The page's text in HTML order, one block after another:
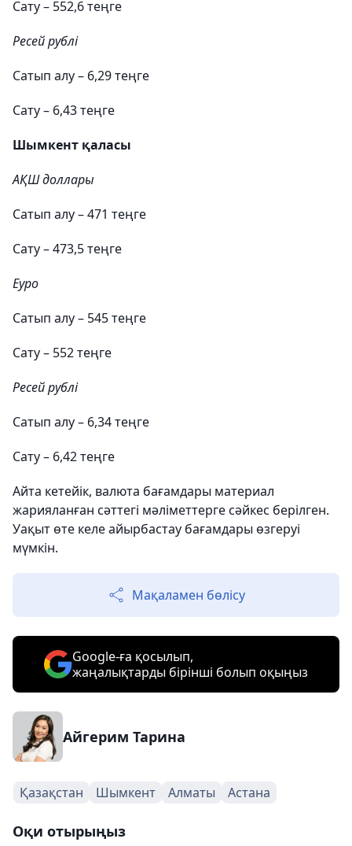
Сату – 552,6 теңге
Ресей рублі
Сатып алу – 6,29 теңге
Сату – 6,43 теңге
Шымкент қаласы
АҚШ доллары
Сатып алу – 471 теңге
Сату – 473,5 теңге
Еуро
Сатып алу – 545 теңге
Сату – 552 теңге
Ресей рублі
Сатып алу – 6,34 теңге
Сату – 6,42 теңге
Айта кетейік, валюта бағамдары материал
жарияланған сәттегі мәліметтерге сәйкес берілген.
Уақыт өте келе айырбастау бағамдары өзгеруі
мүмкін.
Мақаламен бөлісу
Google-ға қосылып,
жаңалықтарды бірінші болып оқыңыз
Айгерим Тарина
Қазақстан Шымкент Алматы Астана
Оқи отырыңыз